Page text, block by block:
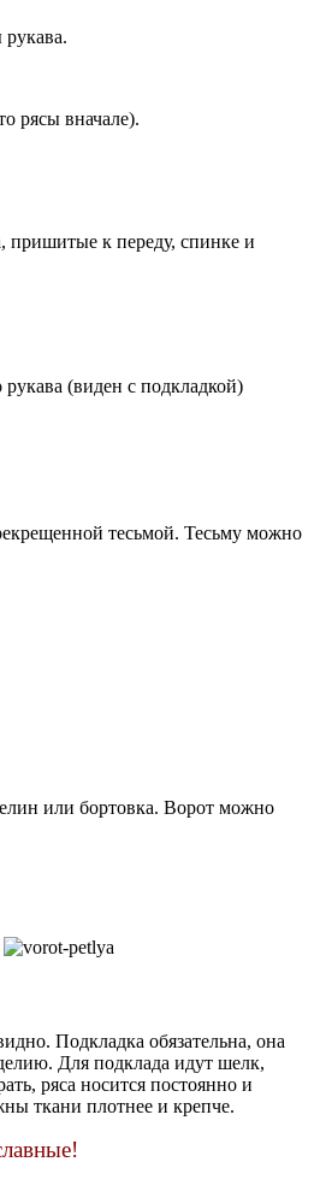
рясы вначале).
пришитые к переду, спинке и
(виден с подкладкой)
тесьмой. Тесьму можно
или бортовка. Ворот можно
Подкладка обязательна, она
Для подклада идут шелк,
ряса носится постоянно и
ткани плотнее и крепче.